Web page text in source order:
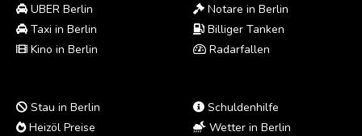
UBER Berlin
Taxi in Berlin
Kino in Berlin
Notare in Berlin
Billiger Tanken
Radarfallen
Stau in Berlin
Heizöl Preise
Schuldenhilfe
Wetter in Berlin